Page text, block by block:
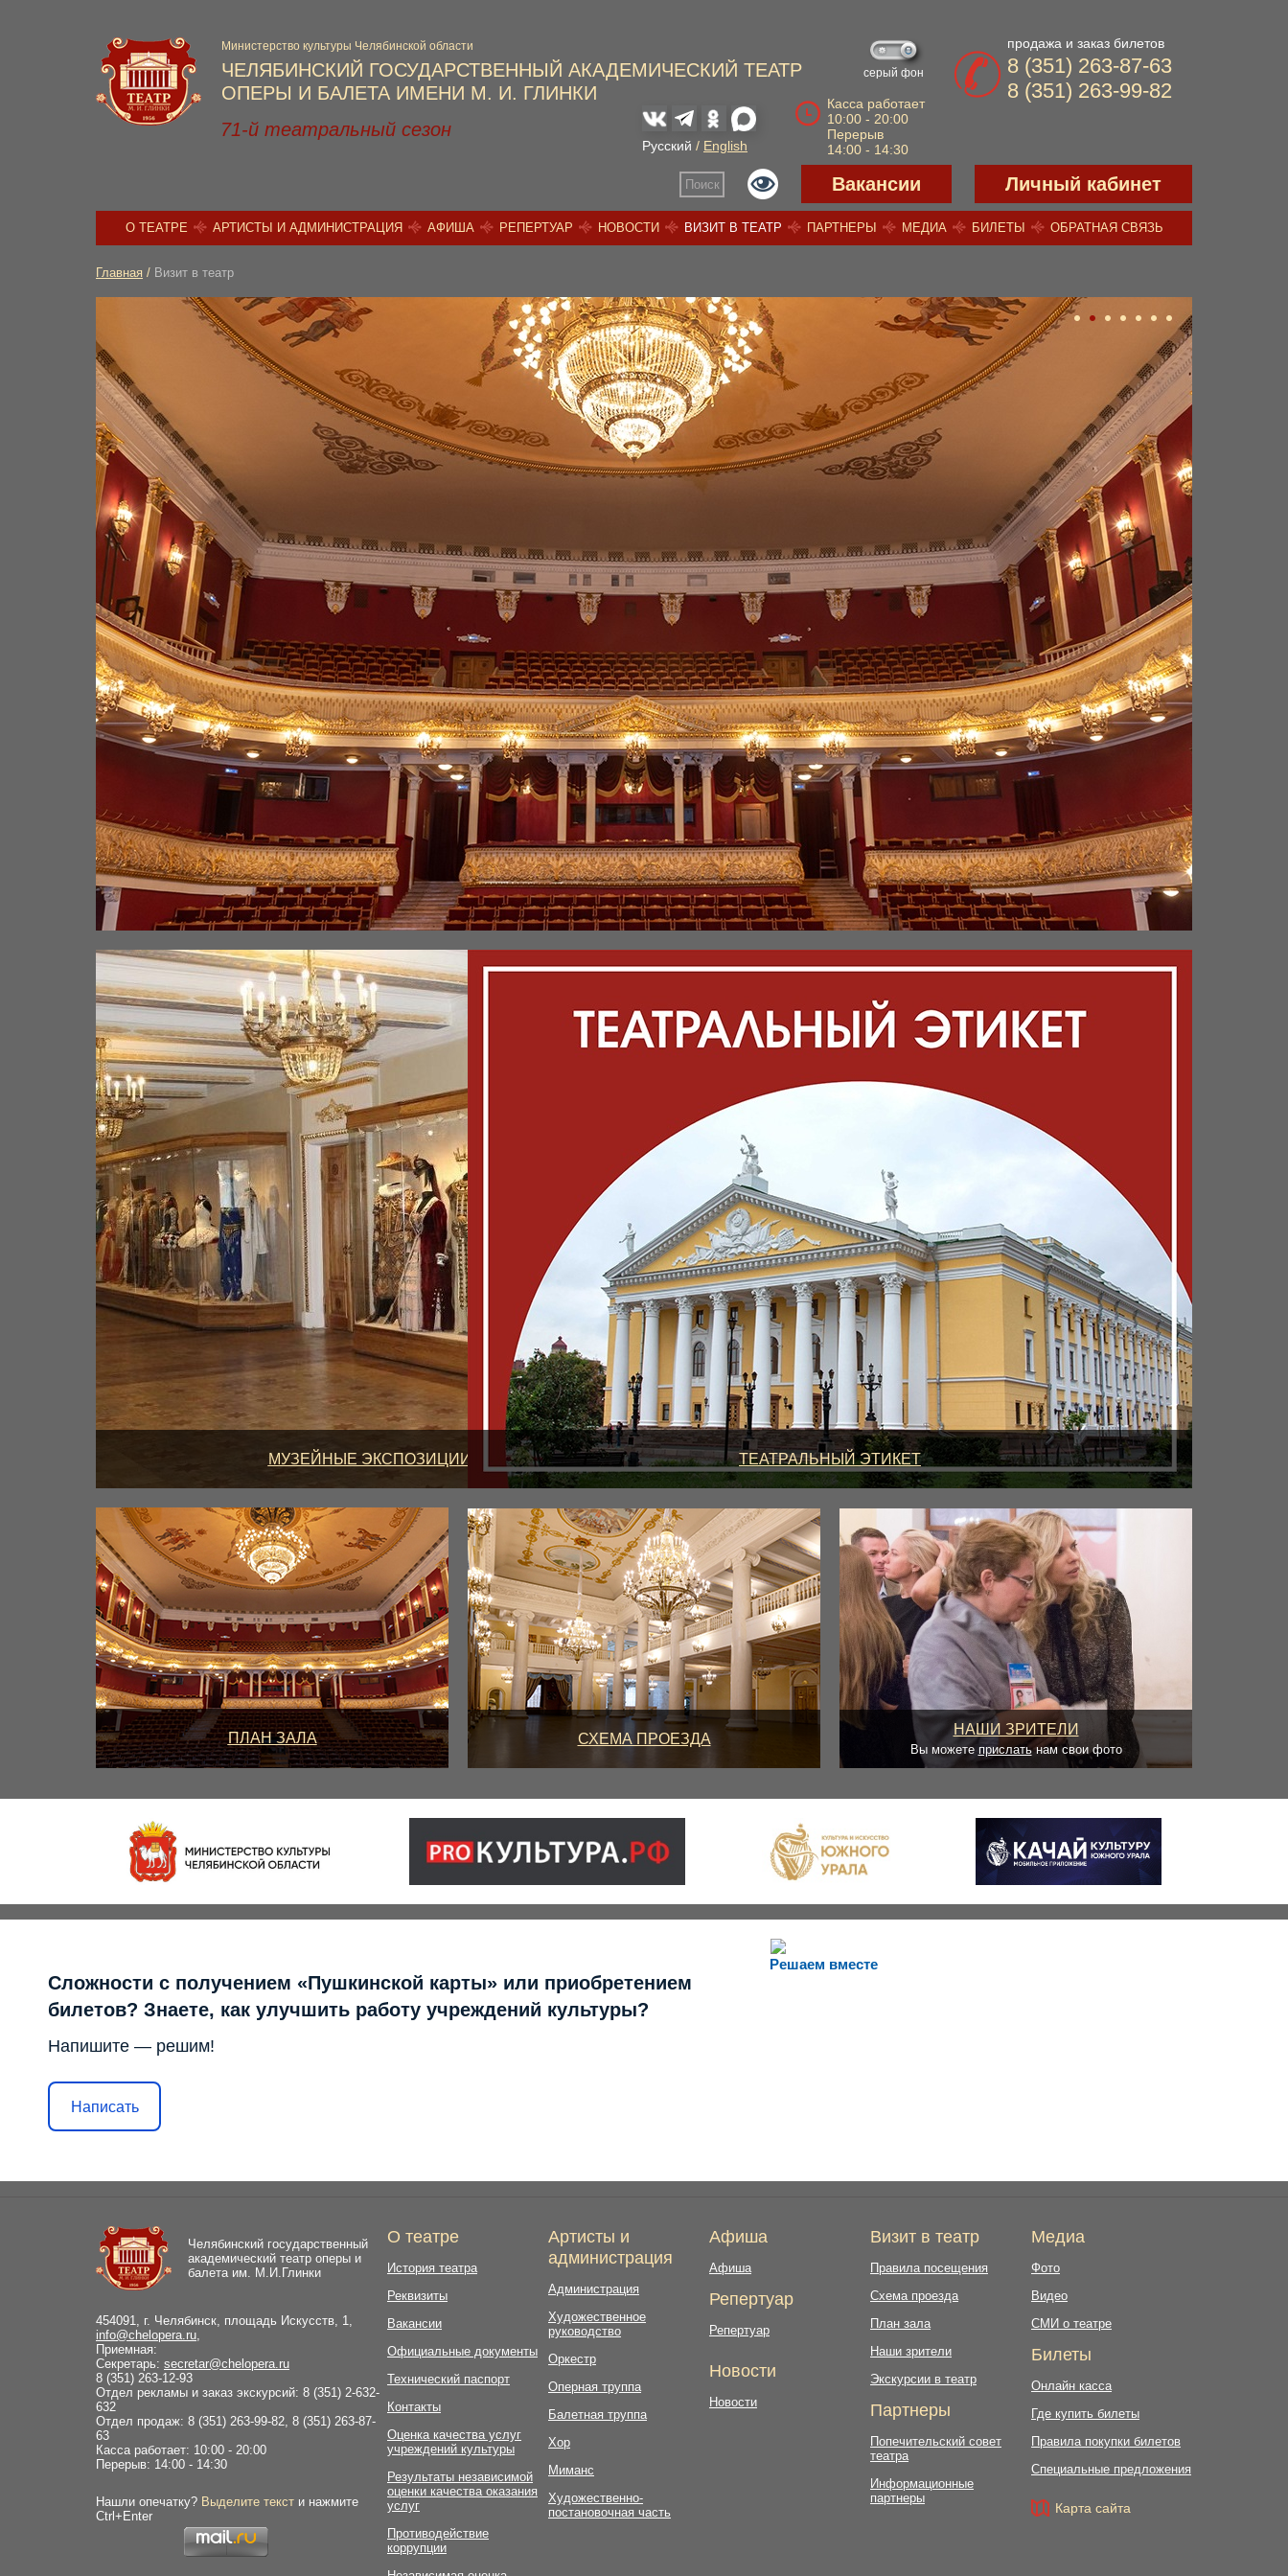
ЧЕЛЯБИНСКИЙ ГОСУДАРСТВЕННЫЙ АКАДЕМИЧЕСКИЙ ТЕАТР
ОПЕРЫ И БАЛЕТА ИМЕНИ М. И. ГЛИНКИ
Министерство культуры Челябинской области
серый фон
Касса работает
10:00 - 20:00
Перерыв
14:00 - 14:30
Русский / English
продажа и заказ билетов
8 (351) 263-87-63
8 (351) 263-99-82
71-й театральный сезон
Поиск Вакансии Личный кабинет
О ТЕАТРЕ АРТИСТЫ И АДМИНИСТРАЦИЯ АФИША РЕПЕРТУАР НОВОСТИ ВИЗИТ В ТЕАТР ПАРТНЕРЫ МЕДИА БИЛЕТЫ ОБРАТНАЯ СВЯЗЬ
Главная / Визит в театр
МУЗЕЙНЫЕ ЭКСПОЗИЦИИ ТЕАТРА И ЭКСКУРСИИ ТЕАТРАЛЬНЫЙ ЭТИКЕТ
ПРАВИЛА ПОСЕЩЕНИЯ
ПЛАН ЗАЛА СХЕМА ПРОЕЗДА
НАШИ ЗРИТЕЛИ
Вы можете прислатьнам свои фото
Решаем вместе
Сложности с получением «Пушкинской карты» или приобретением
билетов? Знаете, как улучшить работу учреждений культуры?
Напишите — решим!
Написать
Челябинский государственный
академический театр оперы и
балета им. М.И.Глинки
454091, г. Челябинск, площадь Искусств, 1,
info@chelopera.ru,
Приемная:
Секретарь: secretar@chelopera.ru
8 (351) 263-12-93
Отдел рекламы и заказ экскурсий: 8 (351) 2-632-
632
Отдел продаж: 8 (351) 263-99-82, 8 (351) 263-87-
63
Касса работает: 10:00 - 20:00
Перерыв: 14:00 - 14:30
Нашли опечатку? Выделите текст и нажмите
Ctrl+Enter
О театре
История театра
Реквизиты
Вакансии
Официальные документы
Технический паспорт
Контакты
Оценка качества услуг
учреждений культуры
Результаты независимой
оценки качества оказания
услуг
Противодействие
коррупции
Артисты и
администрация
Администрация
Художественное
руководство
Оркестр
Оперная труппа
Балетная труппа
Хор
Миманс
Художественно-
постановочная часть
Афиша
Афиша
Репертуар
Репертуар
Новости
Новости
Визит в театр
Правила посещения
Схема проезда
План зала
Наши зрители
Экскурсии в театр
Партнеры
Попечительский совет
театра
Информационные
партнеры
Медиа
Фото
Видео
СМИ о театре
Билеты
Онлайн касса
Где купить билеты
Правила покупки билетов
Специальные предложения
Карта сайта